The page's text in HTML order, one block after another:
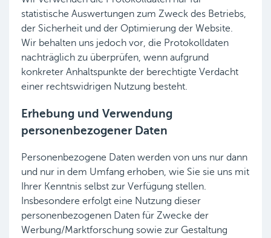
statistische Auswertungen zum Zweck des Betriebs,
der Sicherheit und der Optimierung der Website.
Wir behalten uns jedoch vor, die Protokolldaten
nachträglich zu überprüfen, wenn aufgrund
konkreter Anhaltspunkte der berechtigte Verdacht
einer rechtswidrigen Nutzung besteht.
Erhebung und Verwendung
personenbezogener Daten
Personenbezogene Daten werden von uns nur dann
und nur in dem Umfang erhoben, wie Sie sie uns mit
Ihrer Kenntnis selbst zur Verfügung stellen.
Insbesondere erfolgt eine Nutzung dieser
personenbezogenen Daten für Zwecke der
Werbung/Marktforschung sowie zur Gestaltung